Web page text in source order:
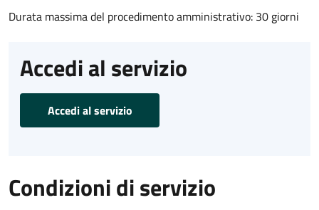
Durata massima del procedimento amministrativo: 30 giorni
Accedi al servizio
Accedi al servizio
Condizioni di servizio